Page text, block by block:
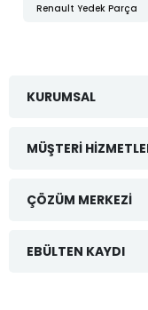
Renault Yedek Parça
KURUMSAL
MÜŞTERI
ÇÖZÜM MERKEZI
EBÜLTEN KAYDI